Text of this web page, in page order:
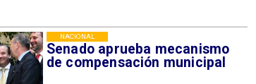
Senado aprueba mecanismo
de compensación municipal
NACIONAL